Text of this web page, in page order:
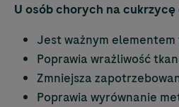
U osób chorych na cukrzycę
Jest ważnym
Poprawia wrażliwość
Zmniejsza
Poprawia wyrównanie